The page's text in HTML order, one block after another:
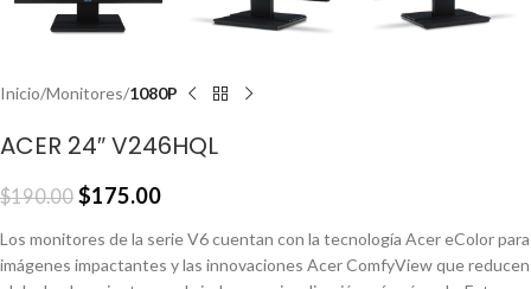
Inicio Monitores 1080P
ACER 24″ V246HQL
$190.00 $175.00
Los monitores de la serie V6 cuentan con la tecnología Acer eColor para
imágenes impactantes y las innovaciones Acer ComfyView que reducen